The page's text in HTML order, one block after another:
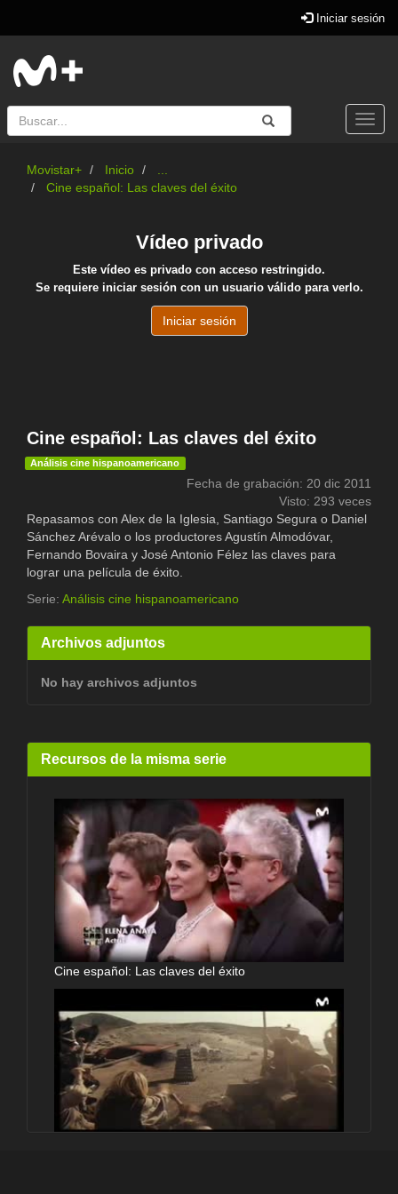
Iniciar sesión
Buscar Enviar
Buscar
Movistar+ Inicio
Cine español: Las claves del éxito
Cine español: Las claves del éxito
Análisis cine hispanoamericano
Fecha de grabación: 20 dic 2011
Visto: 293 veces
Repasamos con Alex de la Iglesia, Santiago Segura o Daniel
Sánchez Arévalo o los productores Agustín Almodóvar,
Fernando Bovaira y José Antonio Félez las claves para
lograr una película de éxito.
Serie: Análisis cine hispanoamericano
Archivos adjuntos
No hay archivos adjuntos
Recursos de la misma serie
Cine español: Las claves del éxito